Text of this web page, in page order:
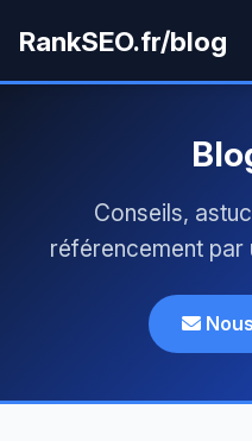
RankSEO.fr/blog
Conseils,
référencement